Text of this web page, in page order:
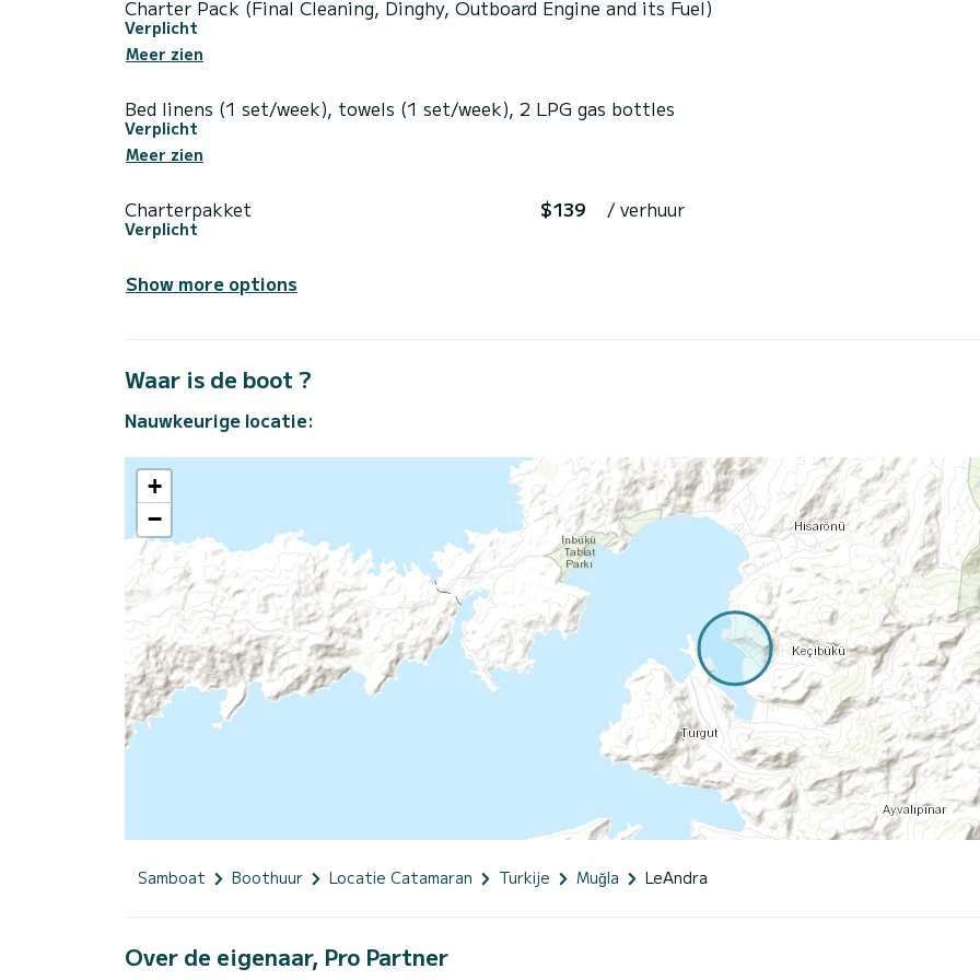
Charter Pack (Final Cleaning, Dinghy, Outboard Engine and its Fuel)
Verplicht
Meer zien
Bed linens (1 set/week), towels (1 set/week), 2 LPG gas bottles
Verplicht
Meer zien
Charterpakket
Verplicht
$139 / verhuur
Show more options
Waar is de boot ?
Nauwkeurige locatie:
+
−
Samboat Boothuur Locatie Catamaran Turkije Muğla LeAndra
Over de eigenaar, Pro Partner